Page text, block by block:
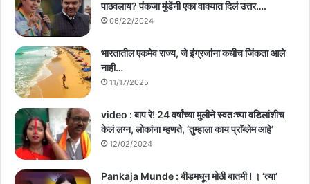
पाठवलाय? पंकजा मुंडेंनी एका वाक्यात दिलं उत्तर….
06/22/2024
भारतातील एकमेव राज्य, जे इंग्रजांना कधीच जिंकता आले
नाही…
11/17/2025
video : बाप रे! 24 वर्षांच्या मुलीने स्वतःच्या वडिलांशीच
केलं लग्न, लोकांना म्हणते, ‘तुम्हाला काय प्राॅब्लेम आहे’
12/02/2024
Pankaja Munde : बीडमधून मोठी बातमी ! । ‘त्या’